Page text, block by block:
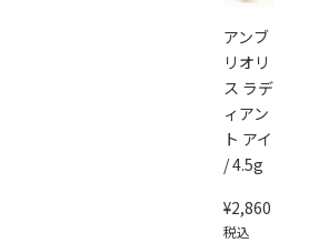
アンブ
リオリ
ス ラデ
ィアン
ト アイ
/ 4.5g
¥2,860
税込